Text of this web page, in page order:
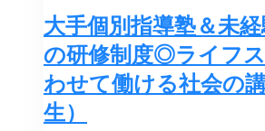
大手個別指導塾＆未
の研修制度◎ライフ
わせて働ける社会の
生）